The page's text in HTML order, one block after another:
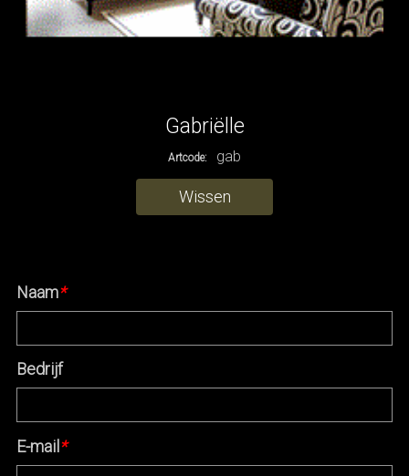
Gabriëlle
Artcode: gab
Wissen
Naam*
Bedrijf
E-mail *